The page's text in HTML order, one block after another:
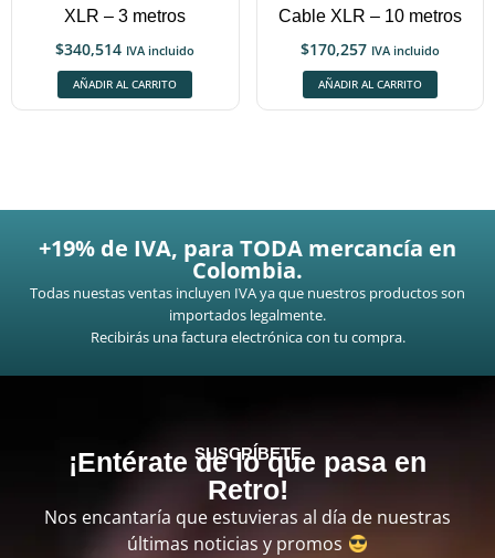
XLR – 3 metros
$340,514 IVA incluido
AÑADIR AL CARRITO
Cable XLR – 10 metros
$170,257 IVA incluido
AÑADIR AL CARRITO
+19% de IVA, para TODA mercancía en
Colombia.
Todas nuestas ventas incluyen IVA ya que nuestros productos son
importados legalmente.
Recibirás una factura electrónica con tu compra.
SUSCRÍBETE
¡Entérate de lo que pasa en
Retro!
Nos encantaría que estuvieras al día de nuestras
últimas noticias y promos